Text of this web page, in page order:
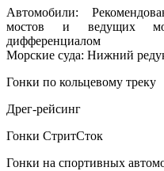
Автомобили:
мостов и ведущих
дифференциалом
Морские суда: Нижний
Гонки по кольцевому треку
Дрег-рейсинг
Гонки СтритСток
Гонки на спортивных